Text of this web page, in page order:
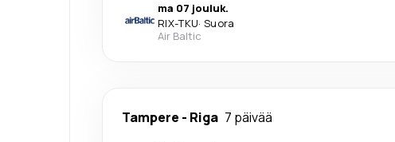
ma 07 jouluk.
RIX-TKU· Suora
Air Baltic
Tampere - Riga 7 päivää